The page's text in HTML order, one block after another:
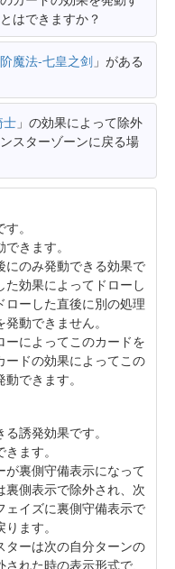
はできますか？
魔法-七皇之剑 」がある
士 」の効果によって除外
スターゾーンに戻る場
。
きます。
にのみ発動できる効果で
効果によってドローし
ローした直後に別の処理
動できません。
ーによってこのカードを
ードの効果によってこの
できます。
誘発効果です。
ます。
裏側守備表示になって
裏側表示で除外され、次
ェイズに裏側守備表示で
ます。
ターは次の自分ターンの
れた時の表示形式で、